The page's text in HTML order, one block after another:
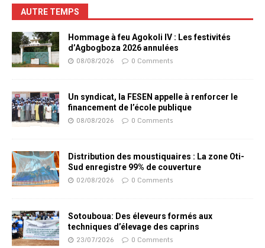
AUTRE TEMPS
Hommage à feu Agokoli IV : Les festivités
d’Agbogboza 2026 annulées
08/08/2026 0 Comments
Un syndicat, la FESEN appelle à renforcer le
financement de l’école publique
08/08/2026 0 Comments
Distribution des moustiquaires : La zone Oti-
Sud enregistre 99% de couverture
02/08/2026 0 Comments
Sotouboua: Des éleveurs formés aux
techniques d’élevage des caprins
23/07/2026 0 Comments